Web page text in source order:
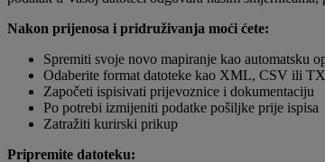
Nakon prijenosa i pridruživanja moći ćete:
Spremiti svoje novo mapiranje kao automatsku
Odaberite format datoteke kao XML, CSV ili
Započeti ispisivati prijevoznice i dokumentaciju
Po potrebi izmijeniti podatke pošiljke prije ispisa
Zatražiti kurirski prikup
Pripremite datoteku: